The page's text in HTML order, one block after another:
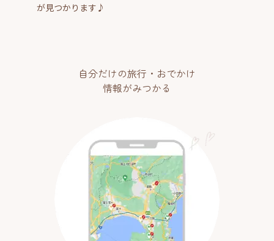
が見つかります♪
自分だけの旅行・おでかけ
情報がみつかる